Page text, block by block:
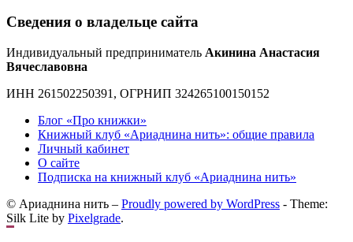
Сведения о владельце сайта
Индивидуальный предприниматель Акинина Анастасия
Вячеславовна
ИНН 261502250391, ОГРНИП 324265100150152
Блог «Про книжки»
Книжный клуб «Ариаднина нить»: общие правила
Личный кабинет
О сайте
Подписка на книжный клуб «Ариаднина нить»
© Ариаднина нить – Proudly powered by WordPress - Theme:
Silk Lite by Pixelgrade.